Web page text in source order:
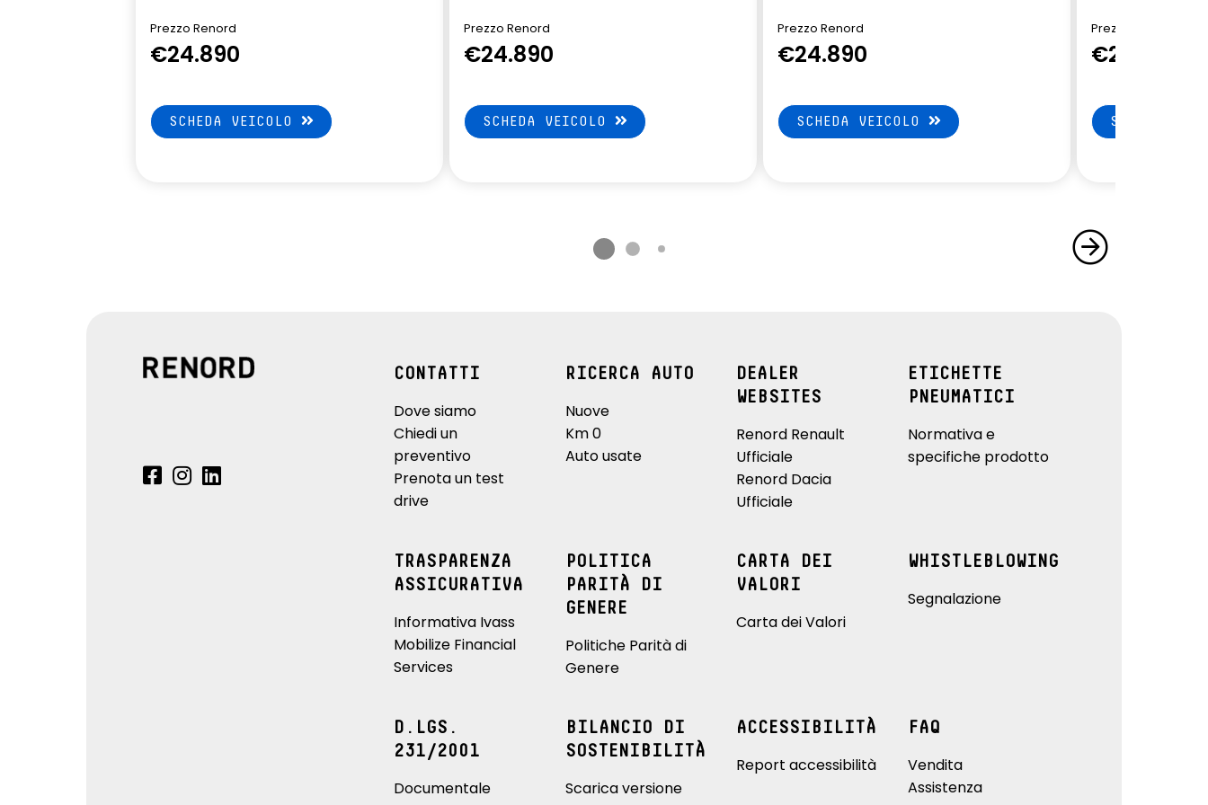
sistema di rilevamento stato di
vigilanza del conducente
smartphone replication wireless
compatibile con Android Auto™ /
Prezzo Renord
€24.890
SCHEDA VEICOLO
Prezzo Renord
€24.890
SCHEDA VEICOLO
Prezzo Renord
€24.890
SCHEDA VEICOLO
Prezzo Renord
€24.890
SCHEDA
CONTATTI
Dove siamo
Chiedi un
preventivo
Prenota un test
drive
RICERCA AUTO
Nuove
Km 0
Auto usate
DEALER
WEBSITES
Renord Renault
Ufficiale
Renord Dacia
Ufficiale
ETICHETTE
PNEUMATICI
Normativa e
specifiche prodotto
TRASPARENZA
ASSICURATIVA
Informativa Ivass
Mobilize Financial
Services
POLITICA
PARITÀ DI
GENERE
Politiche Parità di
Genere
CARTA DEI
VALORI
Carta dei Valori
WHISTLEBLOWING
Segnalazione
D.LGS.
231/2001
Documentale
BILANCIO DI
SOSTENIBILITÀ
Scarica versione
ACCESSIBILITÀ
Report accessibilità
FAQ
Vendita
Assistenza